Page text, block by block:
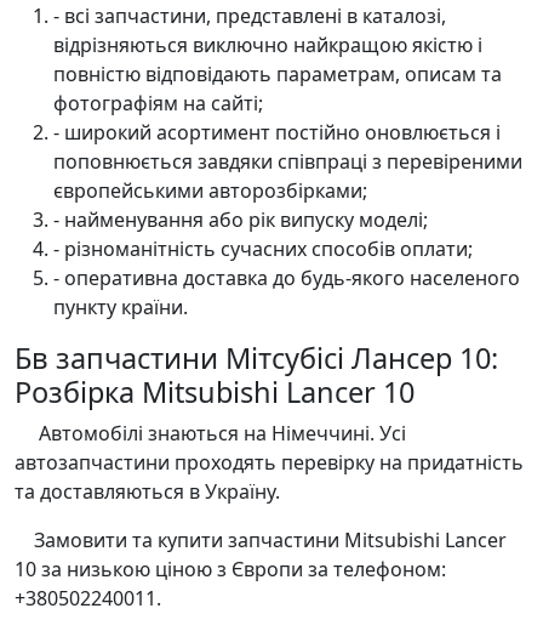
- всі запчастини, представлені в каталозі,
відрізняються виключно найкращою якістю і
повністю відповідають параметрам, описам та
фотографіям на сайті;
- широкий асортимент постійно оновлюється і
поповнюється завдяки співпраці з перевіреними
європейськими авторозбірками;
- найменування або рік випуску моделі;
- різноманітність сучасних способів оплати;
- оперативна доставка до будь-якого населеного
пункту країни.
Бв запчастини Мітсубісі Лансер 10:
Розбірка Mitsubishi Lancer 10
Автомобілі знаються на Німеччині. Усі
автозапчастини проходять перевірку на придатність
та доставляються в Україну.
Замовити та купити запчастини Mitsubishi Lancer
10 за низькою ціною з Європи за телефоном:
+380502240011.